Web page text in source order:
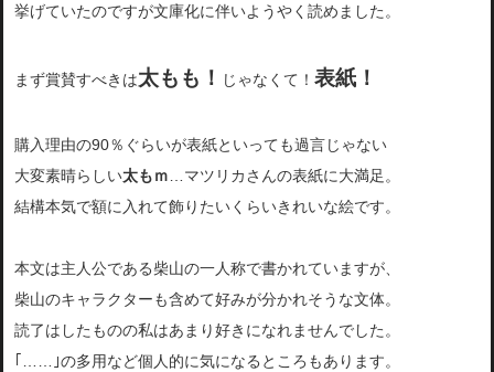
挙げていたのですが文庫化に伴いようやく読めました。
まず賞賛すべきは太もも！ じゃなくて！ 表紙！
購入理由の90％ぐらいが表紙といっても過言じゃない
大変素晴らしい太もｍ …マツリカさんの表紙に大満足。
結構本気で額に入れて飾りたいくらいきれいな絵です。
本文は主人公である柴山の一人称で書かれていますが、
柴山のキャラクターも含めて好みが分かれそうな文体。
読了はしたものの私はあまり好きになれませんでした。
｢……｣の多用など個人的に気になるところもあります。